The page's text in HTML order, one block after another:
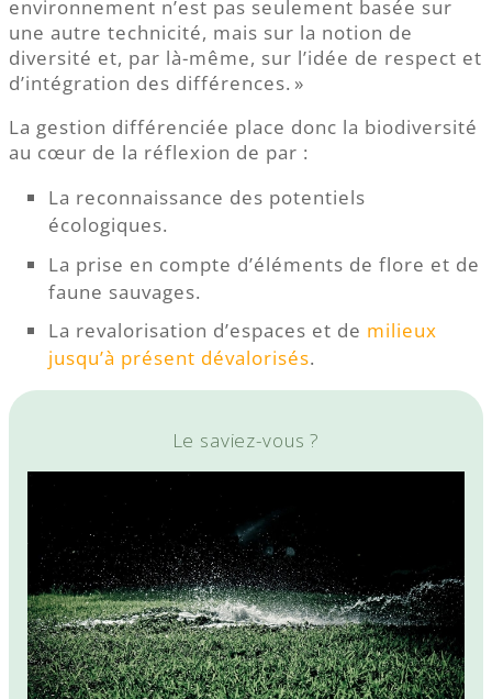
environnement n’est pas seulement basée sur
une autre technicité, mais sur la notion de
diversité et, par là-même, sur l’idée de respect et
d’intégration des différences. »
La gestion différenciée place donc la biodiversité
au cœur de la réflexion de par :
La reconnaissance des potentiels
écologiques.
La prise en compte d’éléments de flore et de
faune sauvages.
La revalorisation d’espaces et de milieux
jusqu’à présent dévalorisés.
Le saviez-vous ?